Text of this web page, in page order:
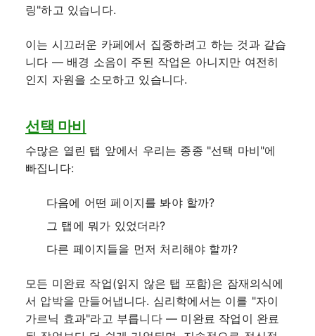
링"하고 있습니다.
이는 시끄러운 카페에서 집중하려고 하는 것과 같습
니다 — 배경 소음이 주된 작업은 아니지만 여전히
인지 자원을 소모하고 있습니다.
선택 마비
수많은 열린 탭 앞에서 우리는 종종 "선택 마비"에
빠집니다:
다음에 어떤 페이지를 봐야 할까?
그 탭에 뭐가 있었더라?
다른 페이지들을 먼저 처리해야 할까?
모든 미완료 작업(읽지 않은 탭 포함)은 잠재의식에
서 압박을 만들어냅니다. 심리학에서는 이를 "자이
가르닉 효과"라고 부릅니다 — 미완료 작업이 완료